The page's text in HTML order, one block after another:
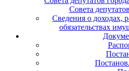
Совета
Сведения о доходах,
обязательствах